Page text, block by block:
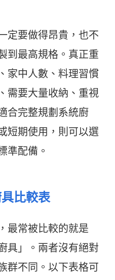
定要做得昂貴，也不
到最高規格。真正重
家中人數、料理習慣
需要大量收納、重視
合完整規劃系統廚
短期使用，則可以選
準配備。
比較表
最常被比較的就是
具」。兩者沒有絕對
群不同。以下表格可